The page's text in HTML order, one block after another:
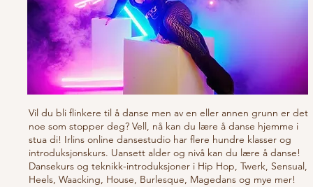
Vil du bli flinkere til å danse men av en eller annen grunn er det
noe som stopper deg? Vell, nå kan du lære å danse hjemme i
stua di! Irlins online dansestudio har flere hundre klasser og
introduksjonskurs. Uansett alder og nivå kan du lære å danse!
Dansekurs og teknikk-introduksjoner i Hip Hop, Twerk, Sensual,
Heels, Waacking, House, Burlesque, Magedans og mye mer!